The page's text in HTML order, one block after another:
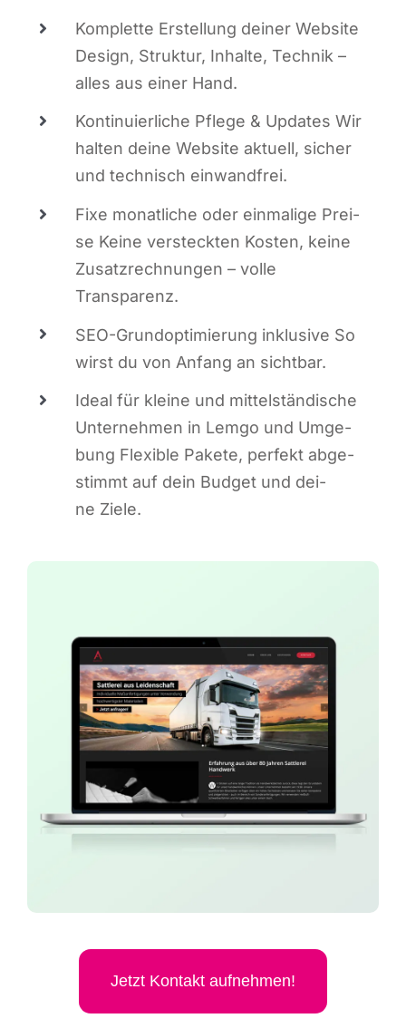
Kom­plet­te Erstel­lung dei­ner Web­site
Design, Struk­tur, Inhal­te, Tech­nik –
alles aus einer Hand.
Kon­ti­nu­ier­li­che Pfle­ge & Updates Wir
hal­ten dei­ne Web­site aktu­ell, sicher
und tech­nisch einwandfrei.
Fixe monat­li­che oder ein­ma­li­ge Prei­
se Kei­ne ver­steck­ten Kos­ten, kei­ne
Zusatz­rech­nun­gen – vol­le
Transparenz.
SEO-Grund­op­ti­mie­rung inklu­si­ve So
wirst du von Anfang an sichtbar.
Ide­al für klei­ne und mit­tel­stän­di­sche
Unter­neh­men in Lem­go und Umge­
bung Fle­xi­ble Pake­te, per­fekt abge­
stimmt auf dein Bud­get und dei­
ne Ziele.
Jetzt Kon­takt aufnehmen!